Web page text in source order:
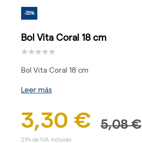
-35%
Bol Vita Coral 18 cm
Bol Vita Coral 18 cm
Leer más
3,30 € 5,08 €
21% de IVA incluido.